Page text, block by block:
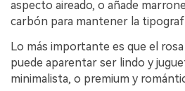
aspecto aireado, o añade
carbón para mantener la
Lo más importante es que el
puede aparentar ser lindo y
minimalista, o premium y